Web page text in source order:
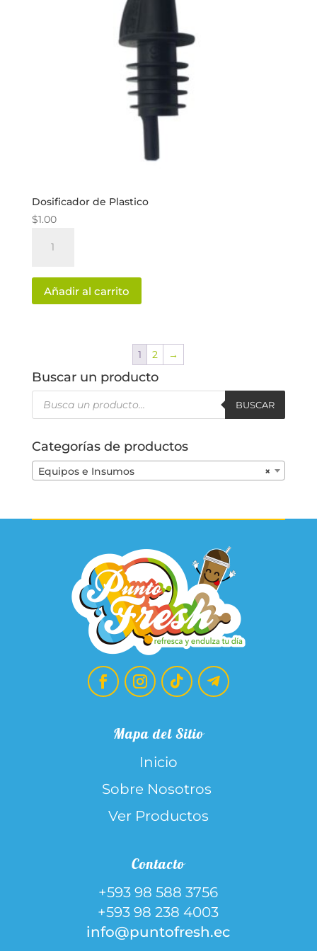
Dosificador de Plastico
$1.00
cantidad
Añadir al carrito
1 2 →
Buscar un producto
Búsqueda
de
productos
BUSCAR
Categorías de productos
×
Equipos e Insumos
Mapa del Sitio
Inicio
Sobre Nosotros
Ver Productos
Contacto
+593 98 588 3756
+593 98 238 4003
info@puntofresh.ec